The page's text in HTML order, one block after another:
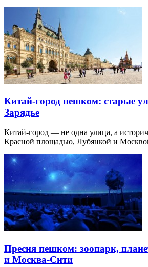
Китай-город пешком: старые
Зарядье
Китай-город — не одна улица, а
Красной площадью, Лубянкой и
Пресня пешком: зоопарк,
и Москва-Сити